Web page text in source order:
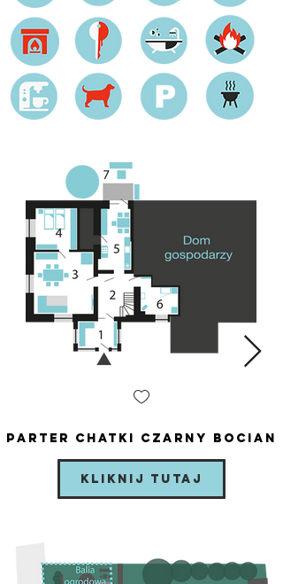
Parter chatki Czarny Bocian
Kliknij tutaj